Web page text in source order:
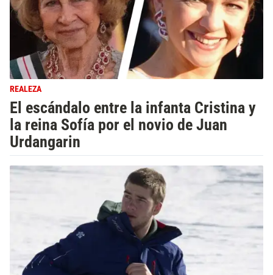
REALEZA
El escándalo entre la infanta Cristina y
la reina Sofía por el novio de Juan
Urdangarin